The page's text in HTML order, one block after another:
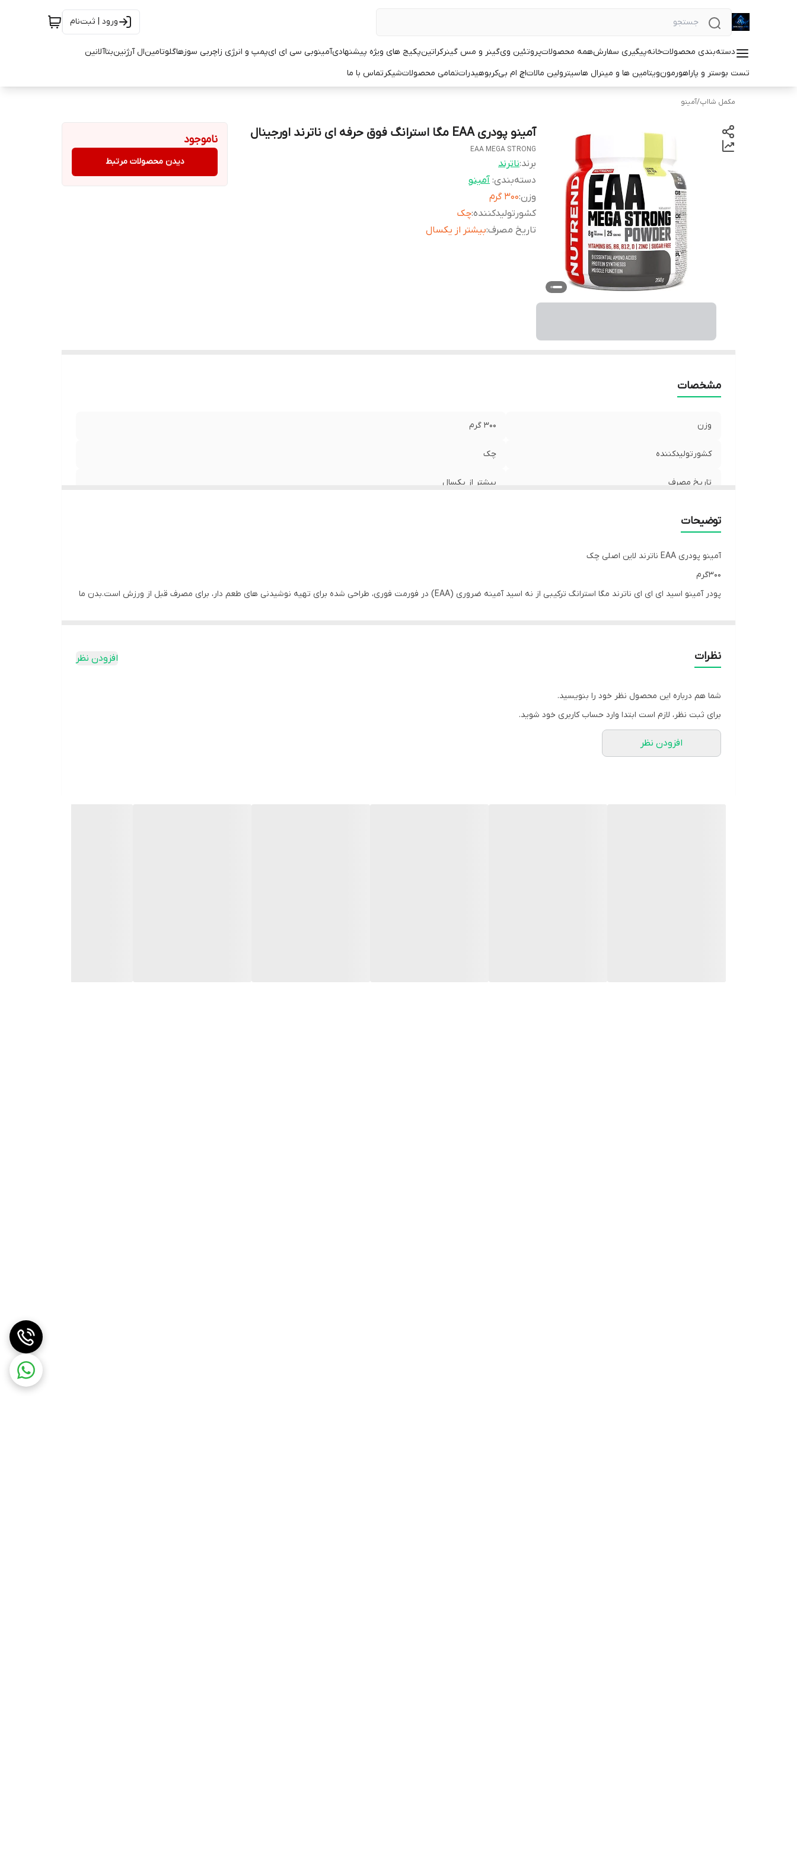
ورود | ثبت‌نام
دسته‌بندی محصولاتخانهپیگیری سفارشهمه محصولاتپروتئین ویگینر و مس گینرکراتینپکیج های ویژه پیشنهادیآمینوبی سی ای ایپمپ و انرژی زاچربی سوزهاگلوتامینال آرژنینبتاآلانین
تست بوستر و پاراهورمونویتامین ها و مینرال هاسیترولین مالاتاچ ام بیکربوهیدراتتمامی محصولاتشیکرتماس با ما
مکمل شااپ/آمینو
آمینو پودری EAA مگا استرانگ فوق حرفه ای ناترند اورجینال
EAA MEGA STRONG
برند:ناترند
دسته‌بندی: آمینو
وزن:۳۰۰ گرم
کشورتولیدکننده:چک
تاریخ مصرف:بیشتر از یکسال
ناموجود
دیدن محصولات مرتبط
مشخصات
وزن ۳۰۰ گرم
کشورتولیدکننده چک
تاریخ مصرف بیشتر از یکسال
توضیحات
آمینو پودری EAA ناترند لاین اصلی چک
۳۰۰گرم
پودر آمینو اسید ای ای ای ناترند مگا استرانگ ترکیبی از نه اسید آمینه ضروری (EAA) در فورمت فوری، طراحی شده برای تهیه نوشیدنی های طعم دار، برای مصرف قبل از ورزش است.بدن ما
کند. همچنین ویتامین D برای عملکرد مناسب ماهیچه ها و سیستم ایمنی به پودر ای ای ای افزوده شده است.این مکمل همچنین با روی غنی شده است که به سنتز پروتئین کمک می کند. از
عصاره چای سبز و ویتامین B12 در این محصول برای کاهش خستگی استفاده شده است
مصنوعی☑️بدون گلوتن☑️هر سروینگ برابر است با 12 گرم☑️25 سروینگ☑️300 گرم
نظرات افزودن نظر
شما هم درباره این محصول نظر خود را بنویسید.
برای ثبت نظر، لازم است ابتدا وارد حساب کاربری خود شوید.
افزودن نظر